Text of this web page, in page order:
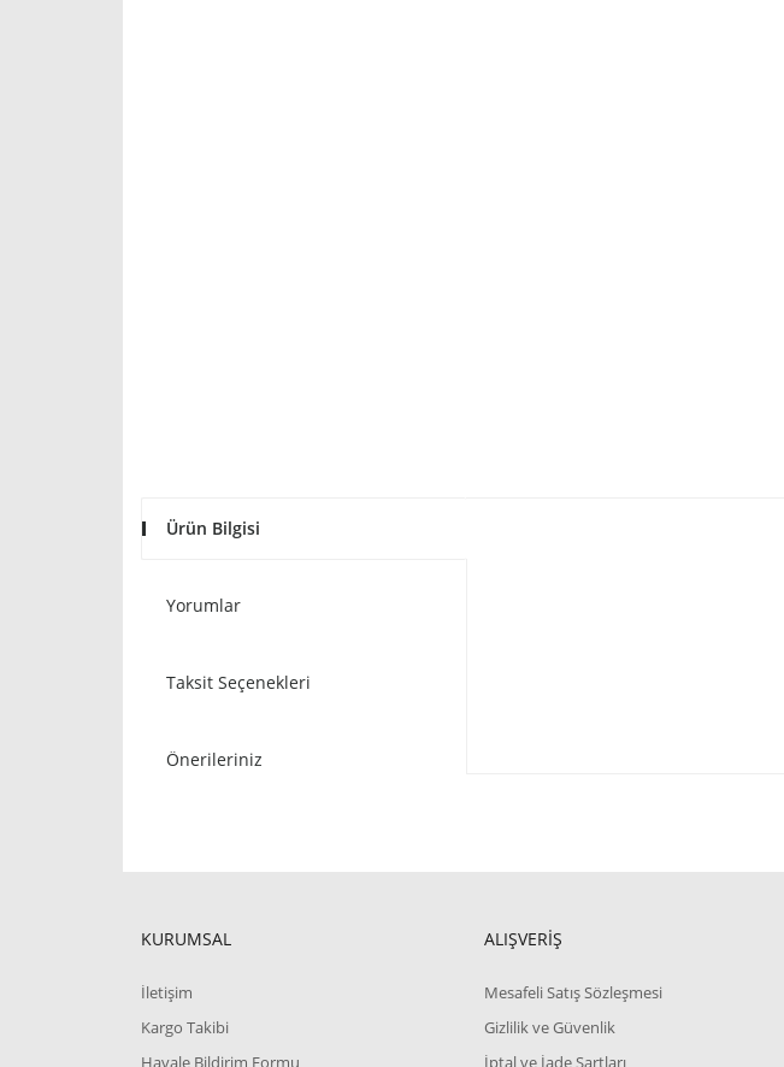
Ürün Bilgisi
Yorumlar
Taksit Seçenekleri
Önerileriniz
KURUMSAL
İletişim
Kargo Takibi
Havale Bildirim Formu
ALIŞVERİŞ
Mesafeli Satış Sözleşmesi
Gizlilik ve Güvenlik
İptal ve İade Şartları